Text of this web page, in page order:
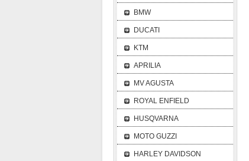
BMW
DUCATI
KTM
APRILIA
MV AGUSTA
ROYAL ENFIELD
HUSQVARNA
MOTO GUZZI
HARLEY DAVIDSON